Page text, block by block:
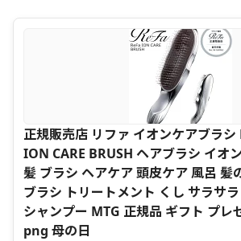
正規販売店 リファ イオンケアブラシ
ION CARE BRUSH ヘアブラシ イオ
髪 ブラシ ヘアケア 頭皮ケア 風呂 髪
ブラシ トリートメント くし サラサ
シャンプー MTG 正規品 ギフト プレ
png 母の日